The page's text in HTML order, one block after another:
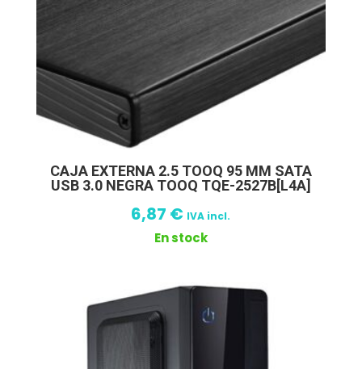
CAJA EXTERNA 2.5 TOOQ 95 MM SATA
USB 3.0 NEGRA TOOQ TQE-2527B[L4A]
6,87 € IVA incl.
En stock